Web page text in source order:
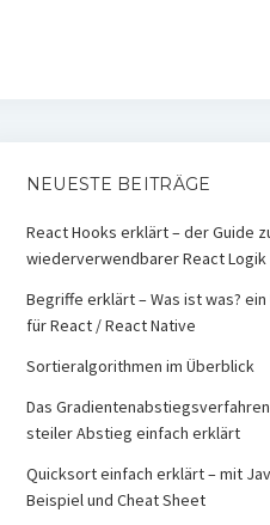
NEUESTE BEITRÄGE
React Hooks erklärt – der Guide
wiederverwendbarer React Logik
Begriffe erklärt – Was ist was?
für React / React Native
Sortieralgorithmen im Überblick
Das
steiler Abstieg einfach erklärt
Quicksort einfach erklärt – mit
Beispiel und Cheat Sheet